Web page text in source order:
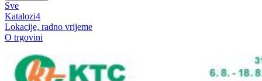
Sve
Katalozi4
Lokacije, radno vrijeme
O trgovini